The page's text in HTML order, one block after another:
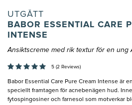
UTGÅTT
BABOR ESSENTIAL CARE
INTENSE
Ansiktscreme med rik textur för en ung
5 (2 Reviews)
Babor Essential Care Pure Cream Intense är
speciellt framtagen för acnebenägen hud.
fytospingosiner och farnesol som motverkar